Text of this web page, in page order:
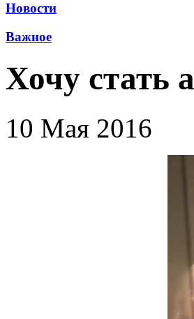
Новости
Важное
Хочу стать
10 Мая 2016